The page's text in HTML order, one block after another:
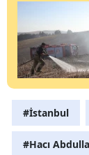
#İstanbul
#Hacı